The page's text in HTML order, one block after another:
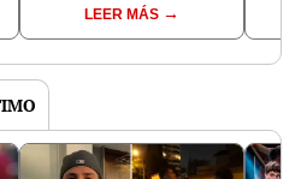
debo decirlo"
LEER MÁS